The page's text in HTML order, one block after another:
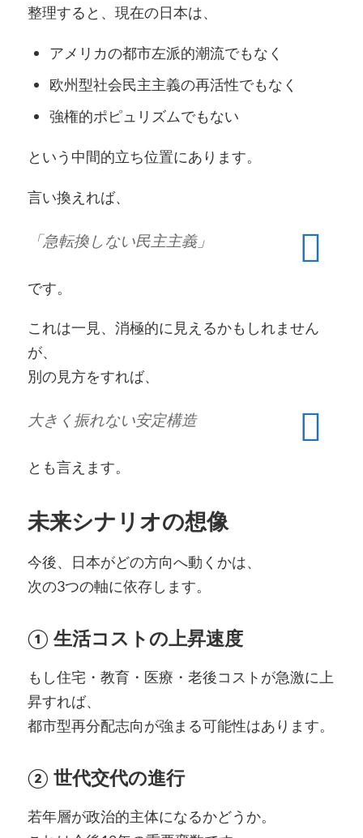
整理すると、現在の日本は、
アメリカの都市左派的潮流でもなく
欧州型社会民主主義の再活性でもなく
強権的ポピュリズムでもない
という中間的立ち位置にあります。
言い換えれば、
「急転換しない民主主義」
です。
これは一見、消極的に見えるかもしれません
が、
別の見方をすれば、
大きく振れない安定構造
とも言えます。
未来シナリオの想像
今後、日本がどの方向へ動くかは、
次の3つの軸に依存します。
① 生活コストの上昇速度
もし住宅・教育・医療・老後コストが急激に上
昇すれば、
都市型再分配志向が強まる可能性はあります。
② 世代交代の進行
若年層が政治的主体になるかどうか。